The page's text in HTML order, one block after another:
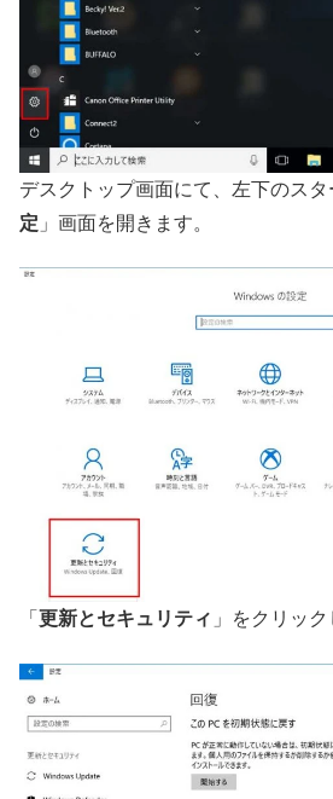
デスクトップ画面にて、左下のスタ
定 」画面を開きます。
「 更新とセキュリティ 」をクリック